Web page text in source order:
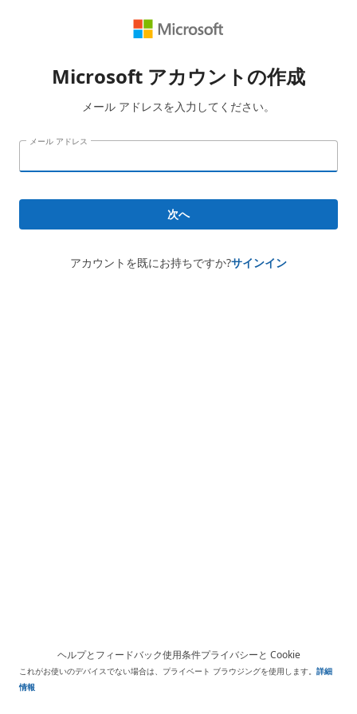
Microsoft アカウントの作成
メール アドレスを入力してください。
メール アドレス
次へ
アカウントを既にお持ちですか?サインイン
ヘルプとフィードバック使用条件プライバシーと Cookie
これがお使いのデバイスでない場合は、プライベート ブラウジングを使用します。 詳細
情報